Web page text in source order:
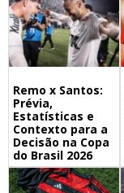
Remo x Santos:
Prévia,
Estatísticas e
Contexto para a
Decisão na Copa
do Brasil 2026